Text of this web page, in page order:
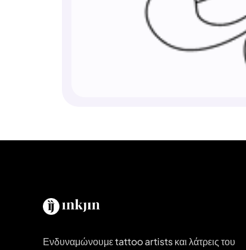
Ενδυναμώνουμε tattoo artists και λάτρεις του